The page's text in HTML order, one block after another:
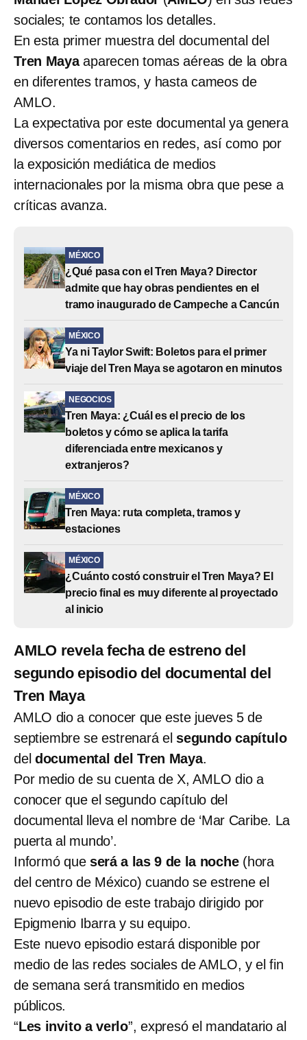
sociales; te contamos los detalles.
En esta primer muestra del documental del
Tren Mayaaparecen tomas aéreas de la obra
en diferentes tramos, y hasta cameos de
AMLO.
La expectativa por este documental ya genera
diversos comentarios en redes, así como por
la exposición mediática de medios
internacionales por la misma obra que pese a
críticas avanza.
MÉXICO
¿Qué pasa con el Tren Maya? Director
admite que hay obras pendientes en el
tramo inaugurado de Campeche a Cancún
MÉXICO
Ya ni Taylor Swift: Boletos para el primer
viaje del Tren Maya se agotaron en minutos
NEGOCIOS
Tren Maya: ¿Cuál es el precio de los
boletos y cómo se aplica la tarifa
diferenciada entre mexicanos y
extranjeros?
MÉXICO
Tren Maya: ruta completa, tramos y
estaciones
MÉXICO
¿Cuánto costó construir el Tren Maya? El
precio final es muy diferente al proyectado
al inicio
AMLO revela fecha de estreno del
segundo episodio del documental del
Tren Maya
AMLO dio a conocer que este jueves 5 de
septiembre se estrenará el segundo capítulo
del documental del Tren Maya.
Por medio de su cuenta de X, AMLO dio a
conocer que el segundo capítulo del
documental lleva el nombre de ‘Mar Caribe. La
puerta al mundo’.
Informó que será a las 9 de la noche(hora
del centro de México) cuando se estrene el
nuevo episodio de este trabajo dirigido por
Epigmenio Ibarra y su equipo.
Este nuevo episodio estará disponible por
medio de las redes sociales de AMLO, y el fin
de semana será transmitido en medios
públicos.
“Les invito a verlo”, expresó el mandatario al